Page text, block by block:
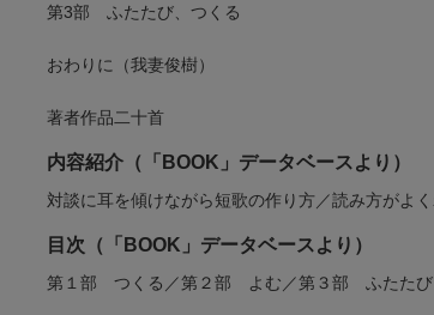
第3部 ふたたび、つくる
おわりに（我妻俊樹）
著者作品二十首
内容紹介（「BOOK」データベースより）
対談に耳を傾けながら短歌の作り方／読み方がよ
目次（「BOOK」データベースより）
第１部 つくる／第２部 よむ／第３部 ふたたび